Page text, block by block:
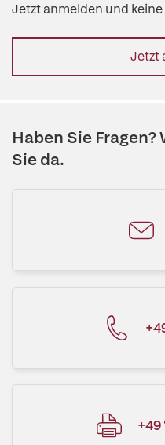
Jetzt anmelden und
Jetzt
Haben Sie
Sie da.
+49